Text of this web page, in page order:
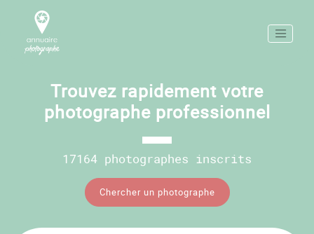
Trouvez rapidement votre
photographe professionnel
17164 photographes inscrits
Chercher un photographe